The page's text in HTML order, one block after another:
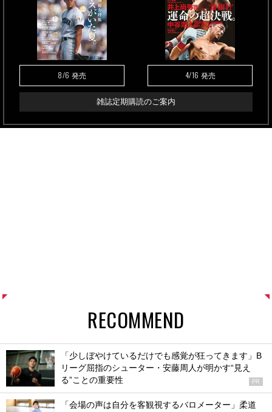
8/6 発売 4/16 発売
雑誌定期購読のご案内
RECOMMEND
「少しぼやけているだけでも感覚が狂ってきます」B
リーグ屈指のシューター・安藤周人が明かす“見え
る”ことの重要性
PR
「会場の声は自分を客観視するバロメーター」柔道